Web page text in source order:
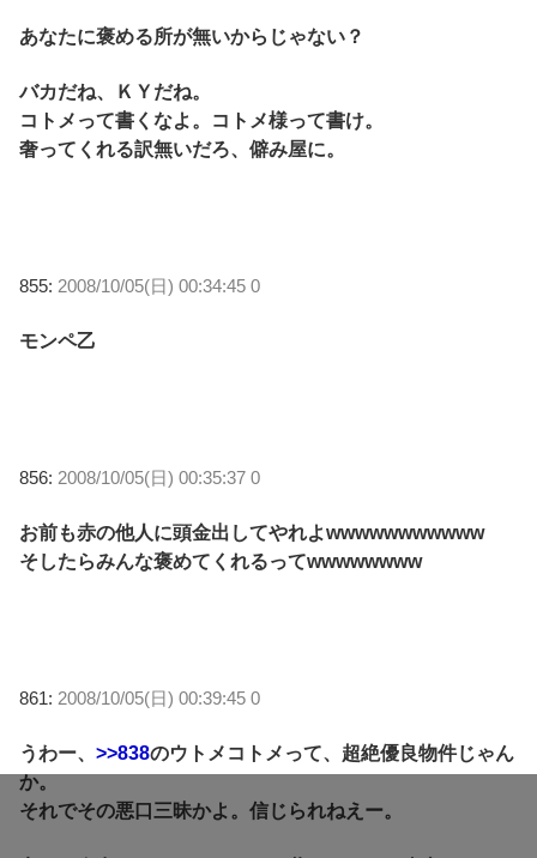
あなたに褒める所が無いからじゃない？
バカだね、ＫＹだね。
コトメって書くなよ。コトメ様って書け。
奢ってくれる訳無いだろ、僻み屋に。
855: 2008/10/05(日) 00:34:45 0
モンペ乙
856: 2008/10/05(日) 00:35:37 0
お前も赤の他人に頭金出してやれよwwwwwwwwwww
そしたらみんな褒めてくれるってwwwwwwww
861: 2008/10/05(日) 00:39:45 0
うわー、 >>838のウトメコトメって、超絶優良物件じゃん
か。
それでその悪口三昧かよ。信じられねえー。